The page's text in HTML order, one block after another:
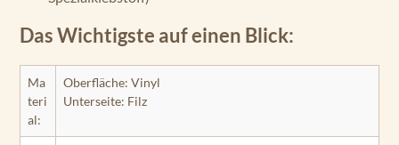
Das Wichtigste auf einen Blick:
Ma
teri
al:
Oberfläche: Vinyl
Unterseite: Filz